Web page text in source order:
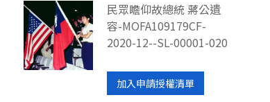
民眾瞻仰故總統 蔣公遺
容-MOFA109179CF-
2020-12--SL-00001-020
加入申請授權清單